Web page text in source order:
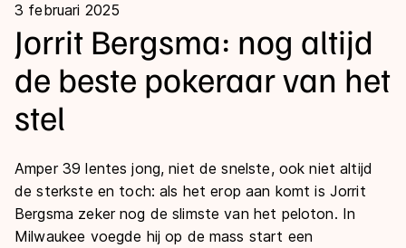
Kalender
Disciplines
Marathon
Shorttrack
Inlineskaten
Uitslagen
Langebaan
Shorttrack
Marathon
Tijden & historie
Ranglijsten Langebaan
3 februari 2025
Jorrit Bergsma: nog altijd
de beste pokeraar van het
stel
Amper 39 lentes jong, niet de snelste, ook niet altijd
de sterkste en toch: als het erop aan komt is Jorrit
Bergsma zeker nog de slimste van het peloton. In
Milwaukee voegde hij op de mass start een